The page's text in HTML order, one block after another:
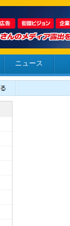
ニュース